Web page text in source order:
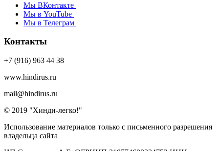
Мы ВКонтакте
Мы в YouTube
Мы в Телеграм
Контакты
+7 (916) 963 44 38
www.hindirus.ru
mail@hindirus.ru
© 2019 "Хинди-легко!"
Использование материалов только с письменного разрешения
владельца сайта